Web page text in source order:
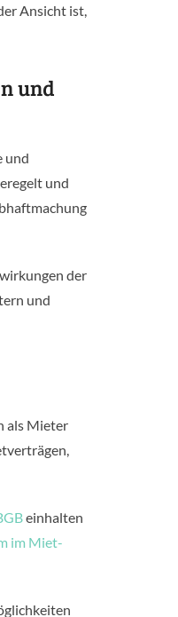
Ansicht ist,
und
und
und
der
und
als Mieter
einhalten
im Miet-